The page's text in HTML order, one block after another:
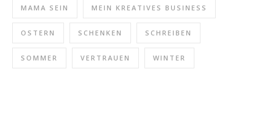
MAMA SEIN MEIN KREATIVES BUSINESS
OSTERN SCHENKEN SCHREIBEN
SOMMER VERTRAUEN WINTER